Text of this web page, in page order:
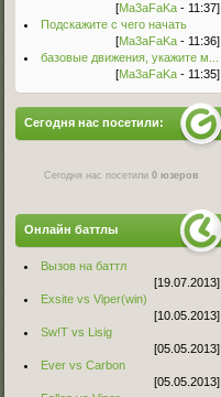
[Ma3aFaKa - 11:37]
Подскажите с чего начать
[Ma3aFaKa - 11:36]
базовые движения, укажите м...
[Ma3aFaKa - 11:35]
Сегодня нас посетили:
Сегодня нас посетили0 юзеров
Онлайн баттлы
Вызов на баттл
[19.07.2013]
Exsite vs Viper(win)
[10.05.2013]
Sw!T vs Lisig
[05.05.2013]
Ever vs Carbon
[05.05.2013]